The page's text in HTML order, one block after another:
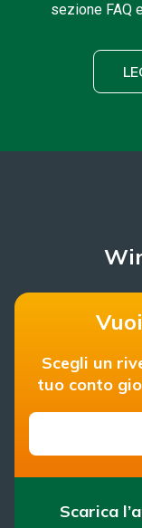
sezione FAQ
Scegli un
tuo conto
Scarica